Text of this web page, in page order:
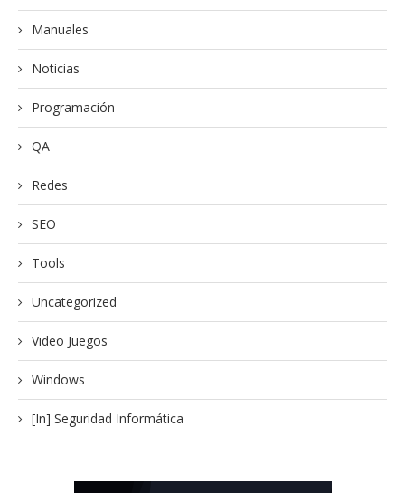
Manuales
Noticias
Programación
QA
Redes
SEO
Tools
Uncategorized
Video Juegos
Windows
[In] Seguridad Informática